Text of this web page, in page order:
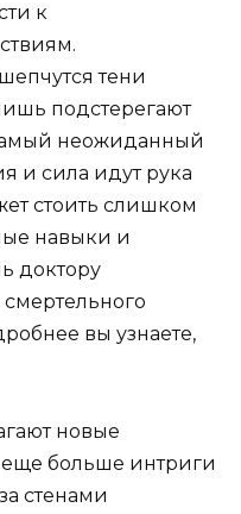
к
тени
подстерегают
неожиданный
и сила идут рука
стоить слишком
навыки и
доктору
вы узнаете,
новые
больше интриги
стенами